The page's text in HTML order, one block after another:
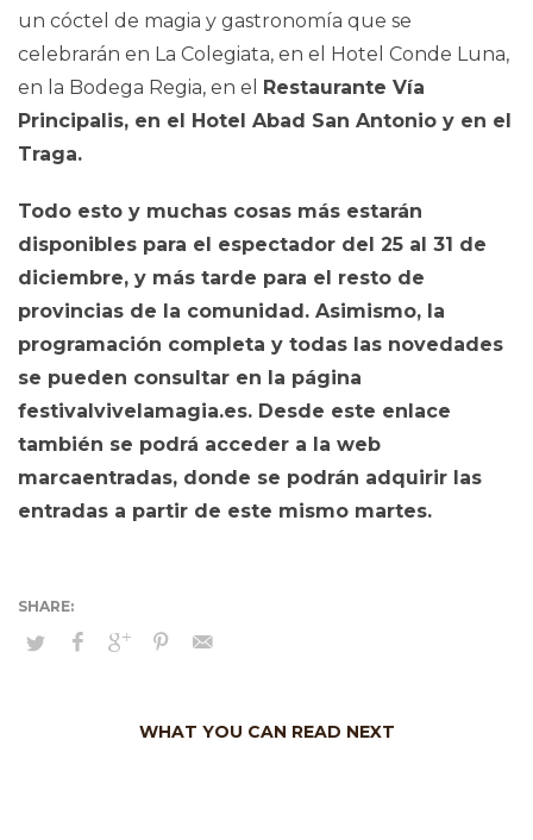
un cóctel de magia y gastronomía que se
celebrarán en La Colegiata, en el Hotel Conde Luna,
en la Bodega Regia, en el Restaurante Vía
Principalis, en el Hotel Abad San Antonio y en el
Traga.
Todo esto y muchas cosas más estarán
disponibles para el espectador del 25 al 31 de
diciembre, y más tarde para el resto de
provincias de la comunidad. Asimismo, la
programación completa y todas las novedades
se pueden consultar en la página
festivalvivelamagia.es. Desde este enlace
también se podrá acceder a la web
marcaentradas, donde se podrán adquirir las
entradas a partir de este mismo martes.
WHAT YOU CAN READ NEXT